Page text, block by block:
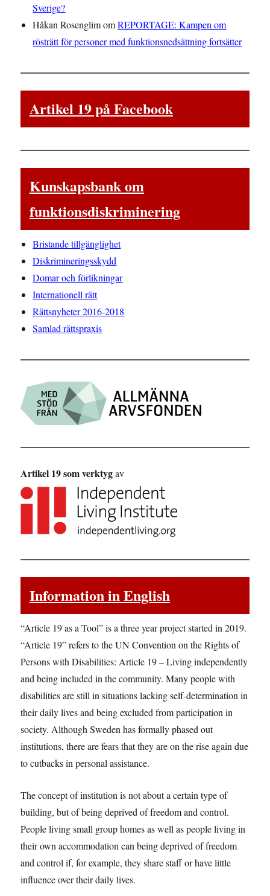
Sverige?
Håkan RosenglimomREPORTAGE: Kampen om
rösträtt för personer med funktionsnedsättning fortsätter
Artikel 19 på Facebook
Kunskapsbank om
funktionsdiskriminering
Bristande tillgänglighet
Diskrimineringsskydd
Domar och förlikningar
Internationell rätt
Rättsnyheter 2016-2018
Samlad rättspraxis
Artikel 19 som verktygav
Information in English
“Article 19 as a Tool” is a three year project started in 2019.
“Article 19” refers to the UN Convention on the Rights of
Persons with Disabilities: Article 19 – Living independently
and being included in the community. Many people with
disabilities are still in situations lacking self-determination in
their daily lives and being excluded from participation in
society. Although Sweden has formally phased out
institutions, there are fears that they are on the rise again due
to cutbacks in personal assistance.
The concept of institution is not about a certain type of
building, but of being deprived of freedom and control.
People living small group homes as well as people living in
their own accommodation can being deprived of freedom
and control if, for example, they share staff or have little
influence over their daily lives.